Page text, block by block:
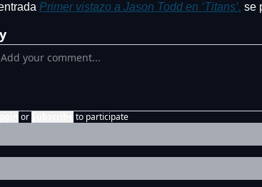
Primer vistazo a Jason Todd en ‘Titans’. se
or to participate